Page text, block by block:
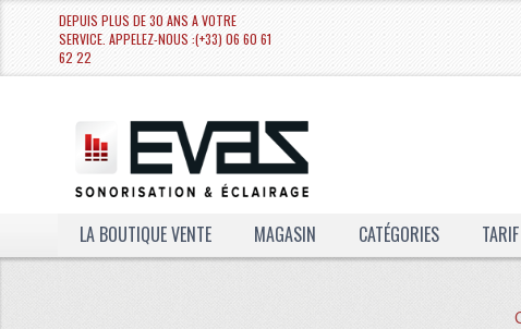
DEPUIS PLUS DE 30 ANS A VOTRE
SERVICE. APPELEZ-NOUS :(+33) 06 60 61
62 22
LA BOUTIQUE VENTE MAGASIN CATÉGORIES